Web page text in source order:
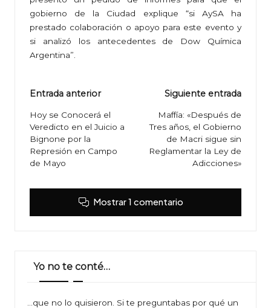
gobierno de la Ciudad explique “si AySA ha
prestado colaboración o apoyo para este evento y
si analizó los antecedentes de Dow Química
Argentina”.
Navegación
de
entradas
Entrada anterior
Hoy se Conocerá el
Veredicto en el Juicio a
Bignone por la
Represión en Campo
de Mayo
Siguiente entrada
Maffía: «Después de
Tres años, el Gobierno
de Macri sigue sin
Reglamentar la Ley de
Adicciones»
Mostrar 1 comentario
Yo no te conté…
…que no lo quisieron. Si te preguntabas por qué un